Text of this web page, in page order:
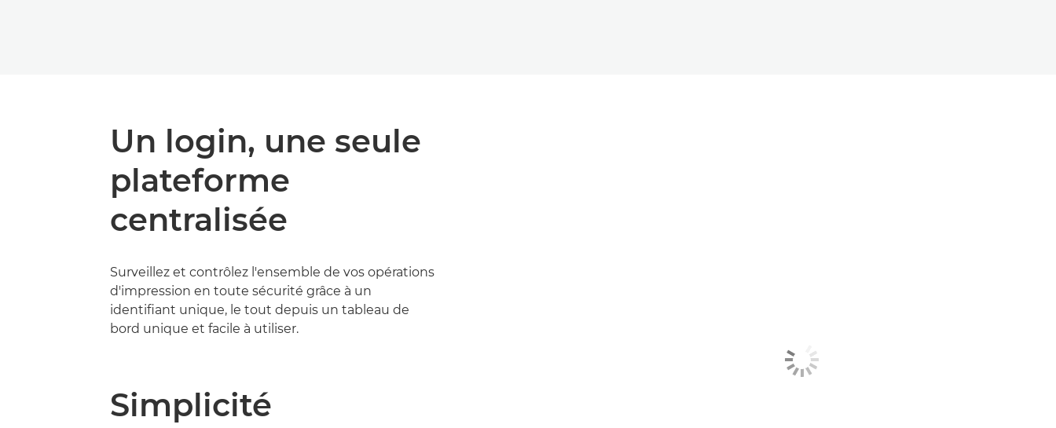
Un login, une seule
plateforme
centralisée
Surveillez et contrôlez l'ensemble de vos opérations
d'impression en toute sécurité grâce à un
identifiant unique, le tout depuis un tableau de
bord unique et facile à utiliser.
Simplicité